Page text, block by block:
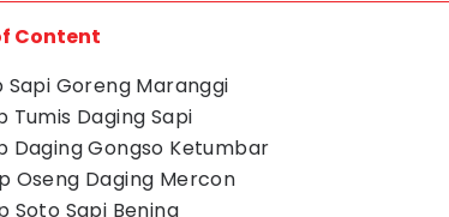
Content
Sapi Goreng Maranggi
Tumis Daging Sapi
Daging Gongso Ketumbar
Oseng Daging Mercon
Soto Sapi Bening